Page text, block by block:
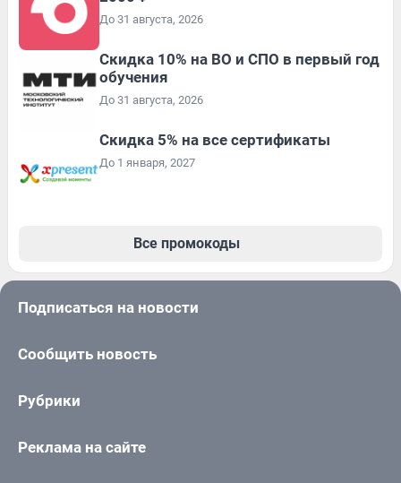
До 31 августа, 2026
Скидка 10% на ВО и СПО в первый год
обучения
До 31 августа, 2026
Скидка 5% на все сертификаты
До 1 января, 2027
Все промокоды
Подписаться на новости
Сообщить новость
Рубрики
Реклама на сайте